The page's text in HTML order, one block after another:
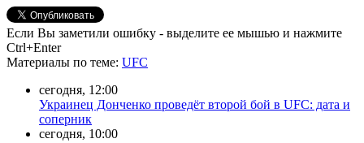
Если Вы заметили ошибку - выделите ее мышью и нажмите
Ctrl+Enter
Материалы по теме: UFC
сегодня, 12:00
Украинец Донченко проведёт второй бой в UFC: дата и
соперник
сегодня, 10:00